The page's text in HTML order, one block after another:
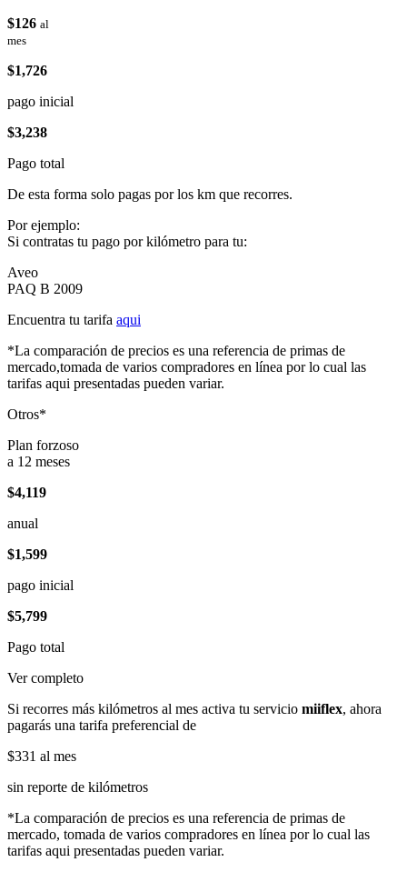
$126 al
mes
$1,726
pago inicial
$3,238
Pago total
De esta forma solo pagas por los km que recorres.
Por ejemplo:
Si contratas tu pago por kilómetro para tu:
Aveo
PAQ B 2009
Encuentra tu tarifa aqui
*La comparación de precios es una referencia de primas de
mercado,tomada de varios compradores en línea por lo cual las
tarifas aqui presentadas pueden variar.
Otros*
Plan forzoso
a 12 meses
$4,119
anual
$1,599
pago inicial
$5,799
Pago total
Ver completo
Si recorres más kilómetros al mes activa tu servicio miiflex, ahora
pagarás una tarifa preferencial de
$331 al mes
sin reporte de kilómetros
*La comparación de precios es una referencia de primas de
mercado, tomada de varios compradores en línea por lo cual las
tarifas aqui presentadas pueden variar.